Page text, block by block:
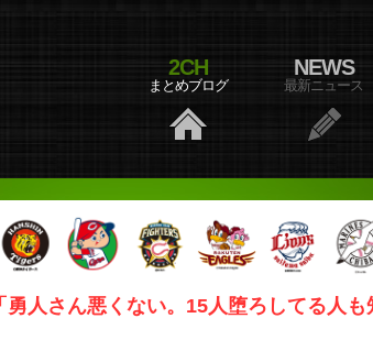
2CH
まとめブログ
NEWS
最新ニュース
人さん悪くない。15人堕ろしてる人も